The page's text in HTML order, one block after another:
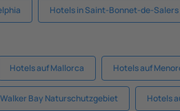
Hotels in Saint-Bonnet-de-Salers
Hotels auf Mallorca Hotels auf
Bay Naturschutzgebiet Hotels